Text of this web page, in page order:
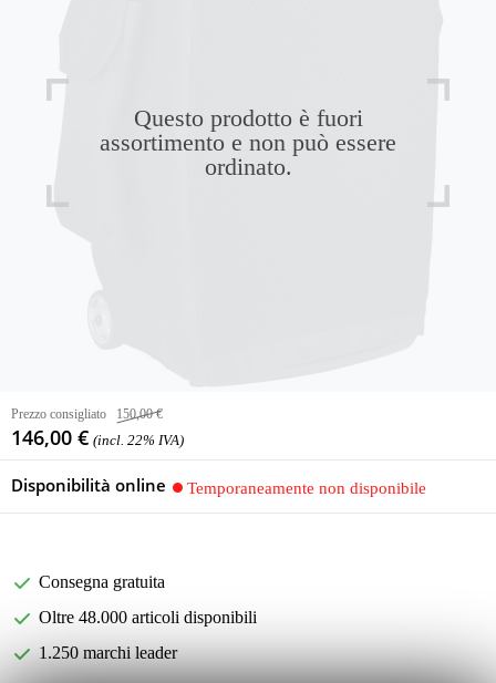
Questo prodotto è fuori
assortimento e non può essere
ordinato.
Prezzo consigliato 150,00 €
146,00 € (incl. 22% IVA)
Disponibilità online Temporaneamente non disponibile
Consegna gratuita
Oltre 48.000 articoli disponibili
1.250 marchi leader